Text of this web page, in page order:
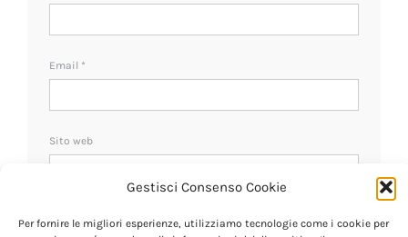
Gestisci Consenso Cookie
Per fornire le migliori esperienze, utilizziamo tecnologie come i cookie per
Email *
Sito web
Ricevi un avviso se ci sono nuovi commenti.